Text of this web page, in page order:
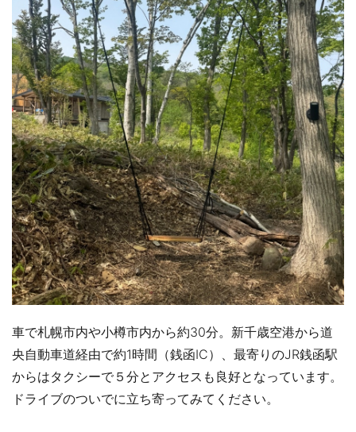
車で札幌市内や小樽市内から約30分。新千歳空港から道
央自動車道経由で約1時間（銭函IC）、最寄りのJR銭函駅
からはタクシーで５分とアクセスも良好となっています。
ドライブのついでに立ち寄ってみてください。